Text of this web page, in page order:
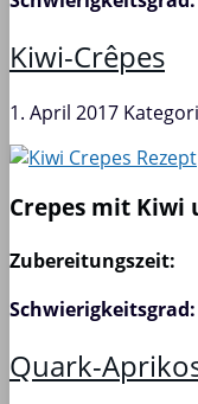
Kiwi-Crêpes
1. April 2017
Crepes mit Kiwi
Zubereitungszeit:
Schwierigkeitsgrad:
Quark-